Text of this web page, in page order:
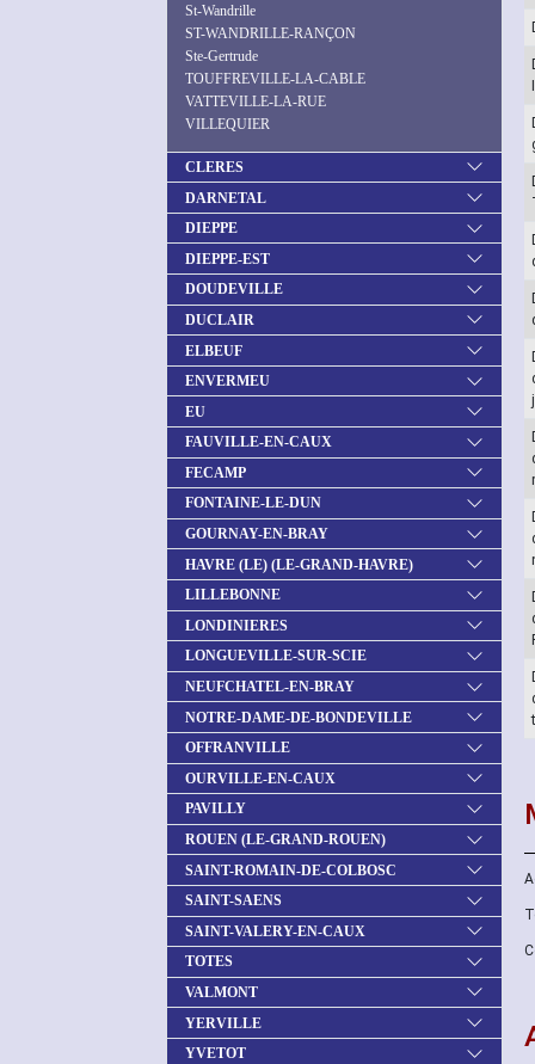
St-Wandrille
ST-WANDRILLE-RANÇON
Ste-Gertrude
TOUFFREVILLE-LA-CABLE
VATTEVILLE-LA-RUE
VILLEQUIER
CLERES
DARNETAL
DIEPPE
DIEPPE-EST
DOUDEVILLE
DUCLAIR
ELBEUF
ENVERMEU
EU
FAUVILLE-EN-CAUX
FECAMP
FONTAINE-LE-DUN
GOURNAY-EN-BRAY
HAVRE (LE) (LE-GRAND-HAVRE)
LILLEBONNE
LONDINIERES
LONGUEVILLE-SUR-SCIE
NEUFCHATEL-EN-BRAY
NOTRE-DAME-DE-BONDEVILLE
OFFRANVILLE
OURVILLE-EN-CAUX
PAVILLY
ROUEN (LE-GRAND-ROUEN)
SAINT-ROMAIN-DE-COLBOSC
SAINT-SAENS
SAINT-VALERY-EN-CAUX
TOTES
VALMONT
YERVILLE
YVETOT